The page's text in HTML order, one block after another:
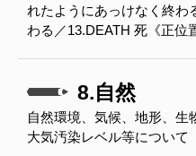
れたようにあっけなく終わ
わる／13.DEATH 死《正位
8.自然
自然環境、気候、地形、生
大気汚染レベル等について